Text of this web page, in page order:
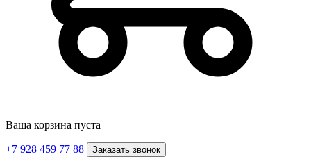
Ваша корзина пуста
+7 928 459 77 88 Заказать звонок